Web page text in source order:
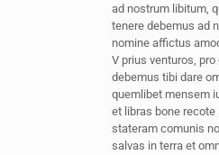
ad nostrum libitum,
tenere debemus ad
nomine affictus
V prius venturos,
debemus tibi dare
quemlibet mensem
et libras bone
stateram comunis
salvas in terra et